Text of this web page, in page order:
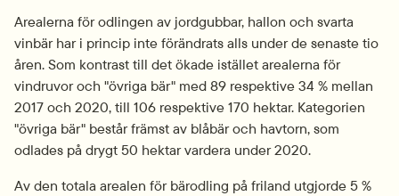
Arealerna för odlingen av jordgubbar, hallon och svarta
vinbär har i princip inte förändrats alls under de senaste tio
åren. Som kontrast till det ökade istället arealerna för
vindruvor och "övriga bär" med 89 respektive 34 % mellan
2017 och 2020, till 106 respektive 170 hektar. Kategorien
"övriga bär" består främst av blåbär och havtorn, som
odlades på drygt 50 hektar vardera under 2020.
Av den totala arealen för bärodling på friland utgjorde 5 %